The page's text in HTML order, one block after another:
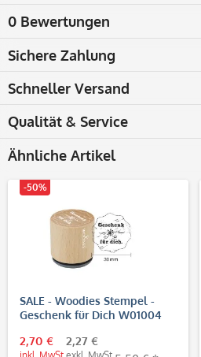
0 Bewertungen
Sichere Zahlung
Schneller Versand
Qualität & Service
Ähnliche Artikel
-50%
SALE - Woodies Stempel -
Geschenk für Dich W01004
2,70 €
inkl. MwSt.
2,27 €
exkl. MwSt.